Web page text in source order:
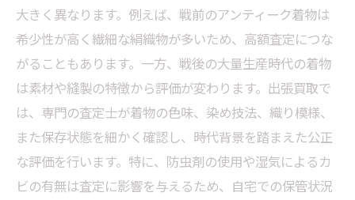
忙しい方にも最適！着物整理をスムーズに進め
るコツ
年代別に見る着物の価値と出張買取での査定活
用法
大きく異なります。例えば、戦前のアンティーク着物は
希少性が高く繊細な絹織物が多いため、高額査定につな
がることもあります。一方、戦後の大量生産時代の着物
は素材や縫製の特徴から評価が変わります。出張買取で
は、専門の査定士が着物の色味、染め技法、織り模様、
また保存状態を細かく確認し、時代背景を踏まえた公正
な評価を行います。特に、防虫剤の使用や湿気によるカ
ビの有無は査定に影響を与えるため、自宅での保管状況